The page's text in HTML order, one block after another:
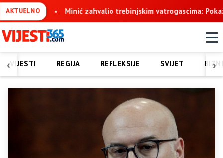
AKTUELNOMinić zahvalio trebinjskim vatrogascima: Pokazali ste
‹ ›
VIJESTI REGIJA REFLEKSIJE SVIJET